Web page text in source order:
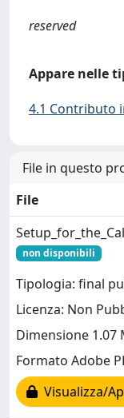
reserved
Appare nelle
4.1 Contributo
File in questo
File
non disponibili
Tipologia: final
Licenza: Non
Dimensione 1.07
Formato Adobe
Visualizza/